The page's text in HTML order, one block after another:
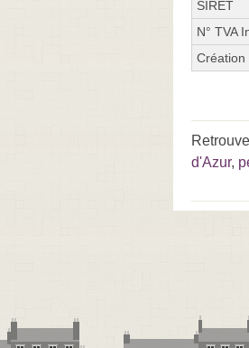
SIRET
N° TVA
Création
d'Azur,